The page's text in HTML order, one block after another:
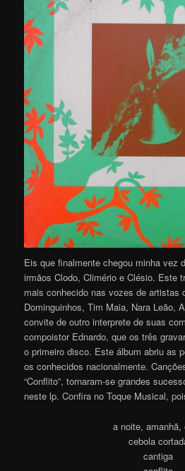
Eis que finalmente chegou minha vez
irmãos Clodo, Climério e Clésio. Este
mais conhecido nas vozes de artistas
Dominguinhos, Tim Maia, Nara Leão,
convite de outro interprete de suas
compoistor Ednardo, que os três
o primeiro disco. Este álbum abriu as
os conhecidos nacionalmente.
“Conflito”, tornaram-se grandes
neste lp. Confira no Toque Musical,
a noite, amanhã,
cebola
cantiga